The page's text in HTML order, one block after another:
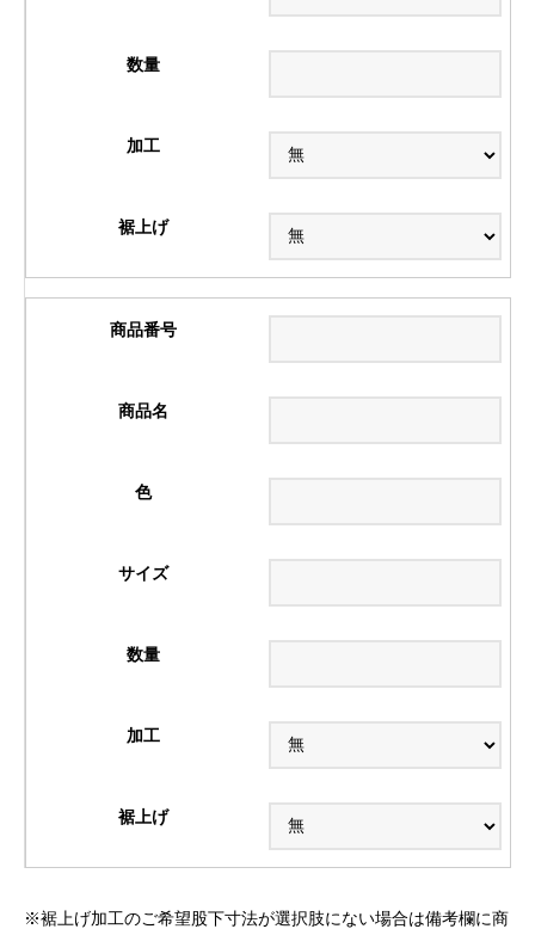
※裾上げ加工のご希望股下寸法が選択肢にない場合は備考欄に商